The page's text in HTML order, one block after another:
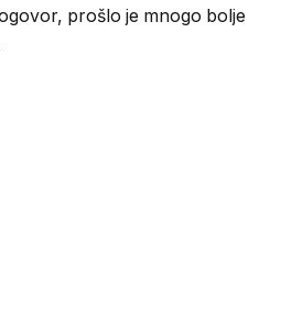
prošlo je mnogo bolje